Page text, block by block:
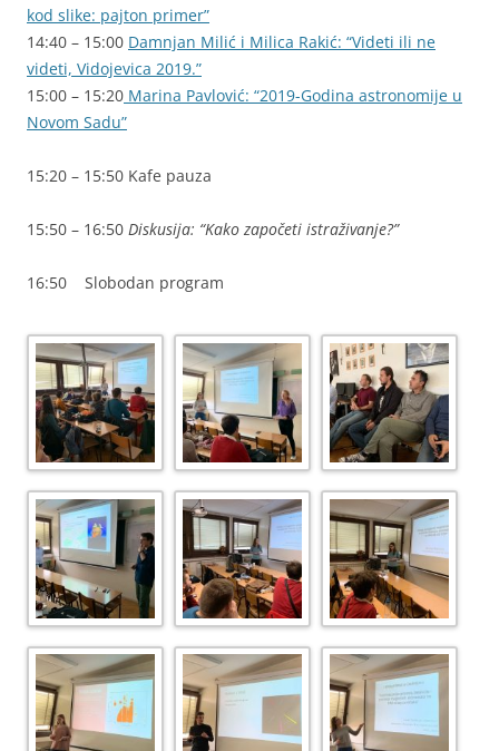
kod slike: pajton primer”
14:40 – 15:00 Damnjan Milić i Milica Rakić: “Videti ili ne
videti, Vidojevica 2019.”
15:00 – 15:20 Marina Pavlović: “2019-Godina astronomije u
Novom Sadu”
15:20 – 15:50 Kafe pauza
15:50 – 16:50 Diskusija: “Kako započeti istraživanje?”
16:50 Slobodan program